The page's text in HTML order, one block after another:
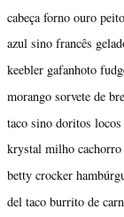
cabeça forno ouro
azul sino francês
keebler gafanhoto
morango sorvete de
taco sino doritos locos
krystal milho cachorro
betty crocker
del taco burrito de